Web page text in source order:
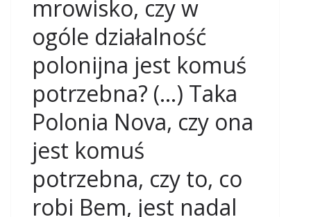
mrowisko, czy w
ogóle działalność
polonijna jest komuś
potrzebna? (…) Taka
Polonia Nova, czy ona
jest komuś
potrzebna, czy to, co
robi Bem, jest nadal